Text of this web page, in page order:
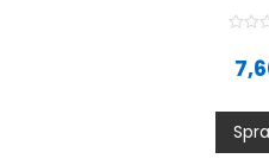
0
o
u
t